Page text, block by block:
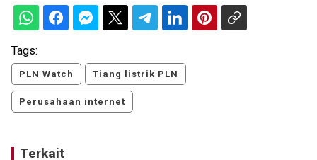
Tags:
PLN Watch Tiang listrik PLN
Perusahaan internet
Terkait